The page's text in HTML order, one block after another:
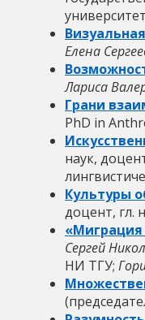
Елена
Лариса
Грани
PhD in
наук,
Культуры
доцент, гл.
«Миграция
Сергей
НИ ТГУ;